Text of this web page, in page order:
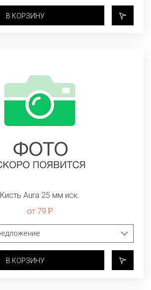
В КОРЗИНУ
Кисть Aura 25 мм иск.
от 79 Р
В КОРЗИНУ